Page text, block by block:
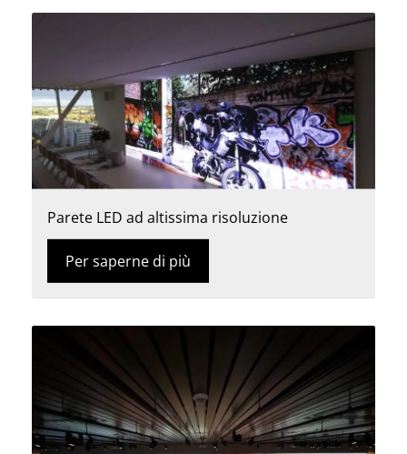
Parete LED ad altissima risoluzione
Per saperne di più